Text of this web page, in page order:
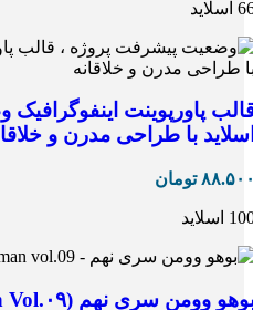
اسلاید
با طراحی مدرن و
تومان
اسلاید